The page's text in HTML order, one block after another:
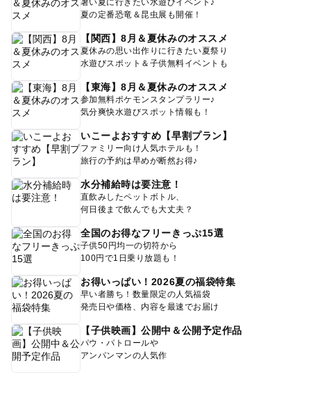
暑い夏に行きたい水遊びイベント♪
夏の定番恐竜＆昆虫展も開催！
【関西】8月＆夏休みのオススメ
夏休みの思い出作りに行きたい夏祭り
水遊びスポット＆子供無料イベントも
【東海】8月＆夏休みのオススメ
参加無料ポケモンスタンプラリー♪
気分爽快水遊びスポット情報も！
いこーよおすすめ【早割プラン】
ファミリー向け人気ホテルも！
旅行の予約は早めが断然お得♪
水分補給時は要注意！
直飲みしたペットボトル、
何日後まで飲んでも大丈夫？
全国のお得なフリーきっぷ15選
子供50円均一の切符から
100円で1日乗り放題も！
お得いっぱい！2026夏の福袋特集
早い者勝ち！数量限定の人気福袋
発売日や価格、内容を最速でお届け
【子供映画】公開中＆公開予定作品
パウ・パトロールや
アンパンマンの人気作